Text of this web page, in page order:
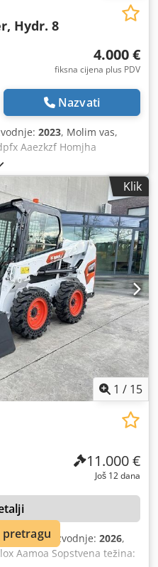
Hydr. 8
4.000 €
fiksna cijena plus PDV
Nazvati
2023, Molim vas,
Aaezkzf Homjha
Klik
1 / 15
11.000 €
Još 12 dana
proizvodnje: 2026,
Aamoa Sopstvena težina:
pretragu